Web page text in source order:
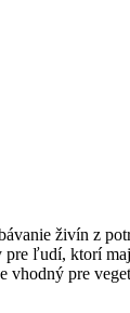
živín z
ľudí, ktorí
vhodný pre